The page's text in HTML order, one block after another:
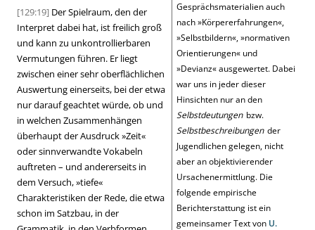
Gesprächsmaterialien auch
nach»Körpererfahrungen«,
»Selbstbildern«,»normativen
Orientierungen« und
»Devianz«ausgewertet. Dabei
war uns in jeder dieser
Hinsichten nur an den
Selbstdeutungen bzw.
Selbstbeschreibungen der
Jugendlichen gelegen, nicht
aber an objektivierender
Ursachenermittlung. Die
folgende empirische
Berichterstattung ist ein
gemeinsamer Text von U.
[129:19] Der Spielraum, den der
Interpret dabei hat, ist freilich groß
und kann zu unkontrollierbaren
Vermutungen führen. Er liegt
zwischen einer sehr oberflächlichen
Auswertung einerseits, bei der etwa
nur darauf geachtet würde, ob und
in welchen Zusammenhängen
überhaupt der Ausdruck»Zeit«
oder sinnverwandte Vokabeln
auftreten – und andererseits in
dem Versuch,»tiefe«
Charakteristiken der Rede, die etwa
schon im Satzbau, in der